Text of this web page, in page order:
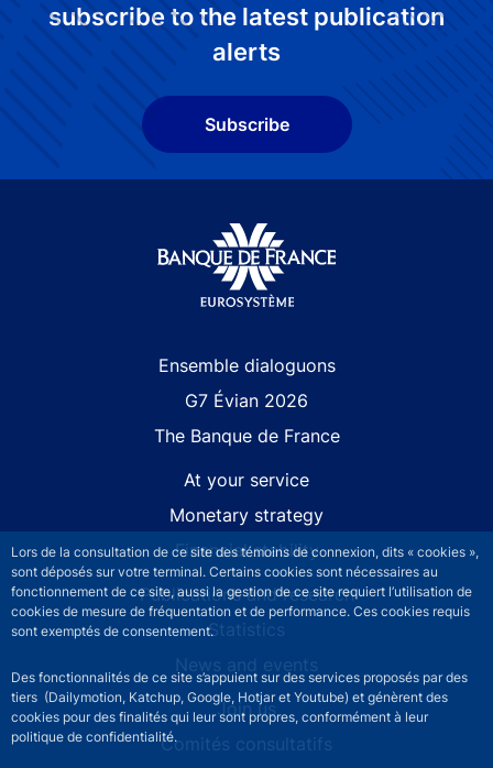
Lors de la consultation de ce site des témoins de connexion, dits « cookies »,
sont déposés sur votre terminal. Certains cookies sont nécessaires au
fonctionnement de ce site, aussi la gestion de ce site requiert l’utilisation de
cookies de mesure de fréquentation et de performance. Ces cookies requis
sont exemptés de consentement.
Des fonctionnalités de ce site s’appuient sur des services proposés par des
tiers (Dailymotion, Katchup, Google, Hotjar et Youtube) et génèrent des
cookies pour des finalités qui leur sont propres, conformément à leur
politique de confidentialité.
subscribe to the latest publication
alerts
Subscribe
Ensemble dialoguons
G7 Évian 2026
The Banque de France
At your service
Monetary strategy
Financial stability
Publications and research
Statistics
News and events
Join us
Comités consultatifs